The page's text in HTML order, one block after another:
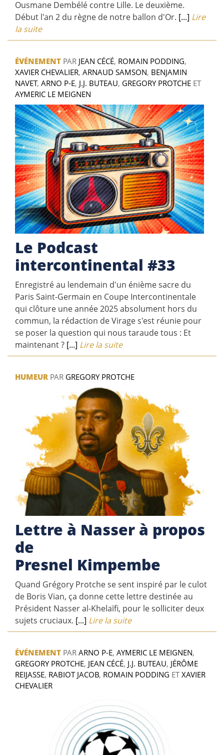
Ousmane Dembélé contre Lille. Le deuxième.
Début l'an 2 du règne de notre ballon d'Or. [...] Lire
la suite
ÉVÉNEMENT PAR JEAN CÉCÉ, ROMAIN PODDING,
XAVIER CHEVALIER, ARNAUD SAMSON, BENJAMIN
NAVET, ARNO P-E, J.J. BUTEAU, GREGORY PROTCHE ET
AYMERIC LE MEIGNEN
Le Podcast
intercontinental #33
Enregistré au lendemain d'un énième sacre du
Paris Saint-Germain en Coupe Intercontinentale
qui clôture une année 2025 absolument hors du
commun, la rédaction de Virage s'est réunie pour
se poser la question qui nous taraude tous : Et
maintenant ? [...] Lire la suite
HUMEUR PAR GREGORY PROTCHE
Lettre à Nasser à propos
de
Presnel Kimpembe
Quand Grégory Protche se sent inspiré par le culot
de Boris Vian, ça donne cette lettre destinée au
Président Nasser al-Khelaïfi, pour le solliciter deux
sujets cruciaux. [...] Lire la suite
ÉVÉNEMENT PAR ARNO P-E, AYMERIC LE MEIGNEN,
GREGORY PROTCHE, JEAN CÉCÉ, J.J. BUTEAU, JÉRÔME
REIJASSE, RABIOT JACOB, ROMAIN PODDING ETXAVIER
CHEVALIER